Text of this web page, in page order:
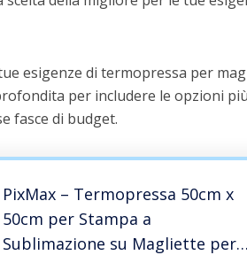
esigenze di termopressa per
per includere le opzioni
fasce di budget.
PixMax – Termopressa 50cm x
50cm per Stampa a
Sublimazione su Magliette per